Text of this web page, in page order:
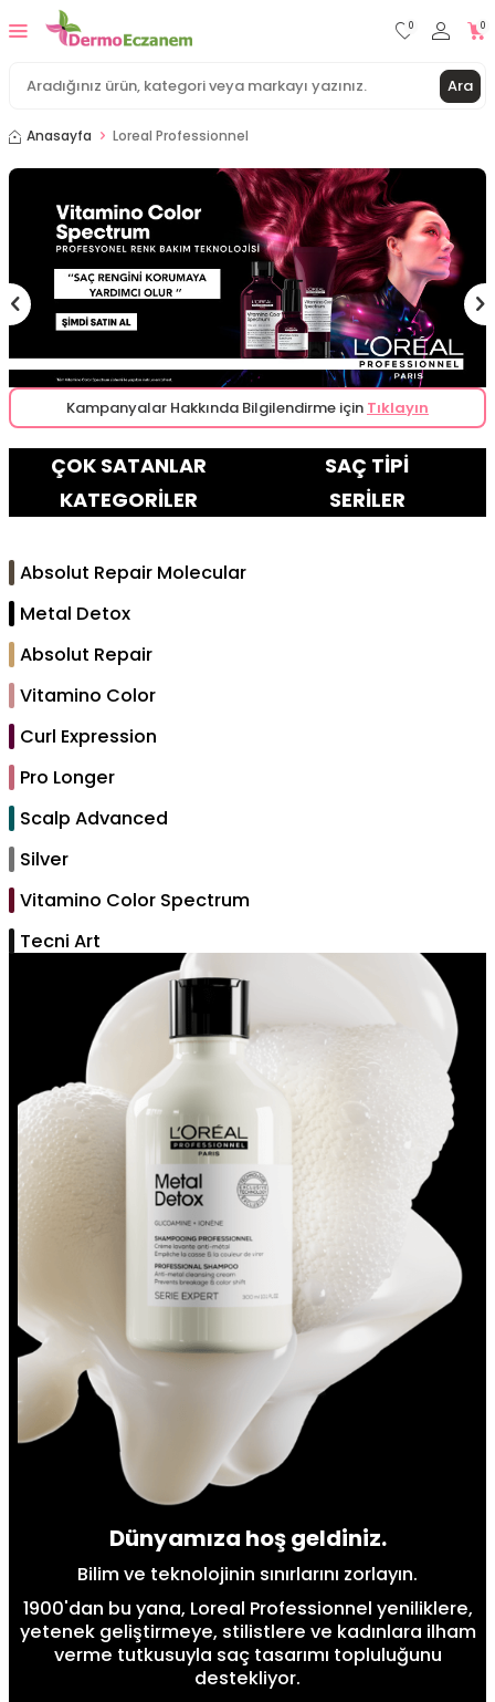
Ara
0 0
Anasayfa Loreal Professionnel
Kampanyalar Hakkında Bilgilendirme için Tıklayın
ÇOK SATANLAR
SAÇ TİPİ
KATEGORİLER
SERİLER
Absolut Repair Molecular
Metal Detox
Absolut Repair
Vitamino Color
Curl Expression
Pro Longer
Scalp Advanced
Silver
Vitamino Color Spectrum
Tecni Art
Dünyamıza hoş geldiniz.
Bilim ve teknolojinin sınırlarını zorlayın.
1900'dan bu yana, Loreal Professionnel yeniliklere,
yetenek geliştirmeye, stilistlere ve kadınlara ilham
verme tutkusuyla saç tasarımı topluluğunu
destekliyor.